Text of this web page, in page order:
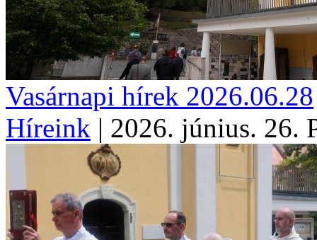
Vasárnapi hírek 2026.06.28
Híreink | 2026. június. 26.